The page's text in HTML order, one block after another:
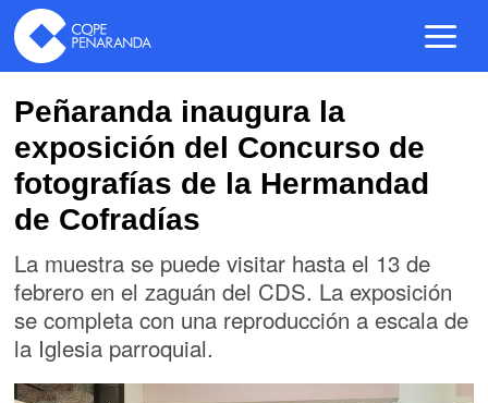
Peñaranda inaugura la
exposición del Concurso de
fotografías de la Hermandad
de Cofradías
La muestra se puede visitar hasta el 13 de
febrero en el zaguán del CDS. La exposición
se completa con una reproducción a escala de
la Iglesia parroquial.